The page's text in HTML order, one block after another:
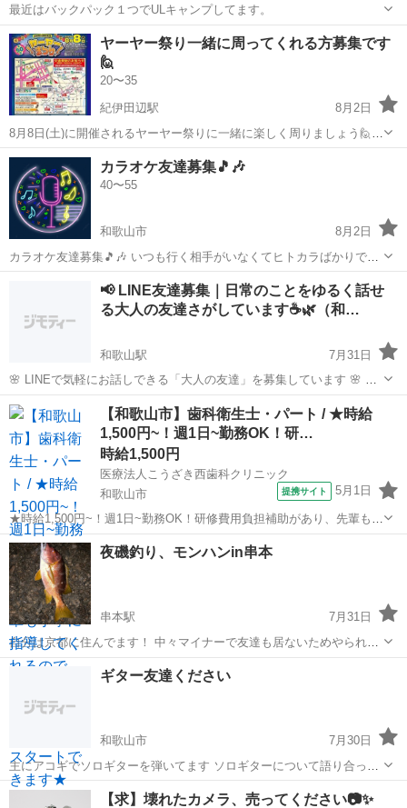
最近はバックパック１つでULキャンプしてます。
和歌山 海南市 海南駅 キャンプ
ヤーヤー祭り一緒に周ってくれる方募集です
🙋
20〜35
紀伊田辺駅
8月2日
8月8日(土)に開催されるヤーヤー祭りに一緒に楽しく周りましょう🙋
ゆる〜くお喋りしながら周りましょう😆 集合場所 紀伊田辺駅前 時
間 19時〜 (都合の良い時間があれば教えて下さい😊) 気軽に
問い合わせ下さい🎵
和歌山 田辺市 紀伊田辺駅 友達
カラオケ友達募集🎵🎶
40〜55
和歌山市
8月2日
カラオケ友達募集🎵🎶 いつも行く相手がいなくてヒトカラばかりです
💧カラオケ好きな人いませんか？ よろしくです🎵🎶
和歌山市 カラオケ
📢 LINE友達募集｜日常のことをゆるく話せ
る大人の友達さがしています☕🌿（和…
和歌山駅
7月31日
🌸 LINEで気軽にお話しできる「大人の友達」を募集しています 🌸 こ
んにちは😊 和歌山市在住の、落ち着いた年代の社会人男性です。（個
人での募集です） 年齢を重ねるにつれて、連絡を取る人もだんだん少
なくなってき...
和歌山 和歌山市 和歌山駅 その他
【和歌山市】歯科衛生士・パート / ★時給
1,500円~！週1日~勤務OK！研…
時給1,500円
医療法人こうざき西歯科クリニック
和歌山市
提携サイト 5月1日
★時給1,500円~！週1日~勤務OK！研修費用負担補助があり、先輩も丁
寧に指導してくれるので、未経験・ブランクの方も安心してスタート
できます★ 時給： 1,500円~ ※土日祝は時給1,700円 アクセス：貴志
川線 神...
和歌山 和歌山市 歯科衛生士
夜磯釣り、モンハンin串本
串本駅
7月31日
自分は京都に住んでます！ 中々マイナーで友達も居ないためやられて
る方おられたら一緒に夜磯行きませんか？？ お話し情報交換でも最高
です！よろしくお願いします🙇
和歌山 東牟婁郡 串本駅 釣り
ギター友達ください
和歌山市
7月30日
主にアコギでソロギターを弾いてます ソロギターについて語り合った
り情報共有出来るような友達がほしいです！
和歌山 和歌山市 その他
【求】壊れたカメラ、売ってください📷✨